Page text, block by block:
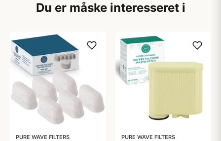
Du er måske interesseret i
PURE WAVE FILTERS PURE WAVE FILTERS